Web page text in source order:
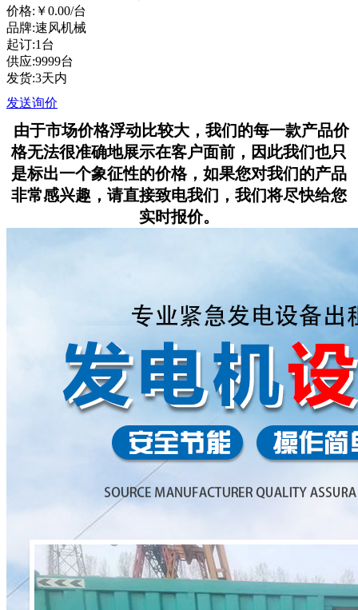
价格: ￥0.00/台
品牌:速风机械
起订:1台
供应:9999台
发货:3天内
发送询价
由于市场价格浮动比较大，我们的每一款产品价
格无法很准确地展示在客户面前，因此我们也只
是标出一个象征性的价格，如果您对我们的产品
非常感兴趣，请直接致电我们，我们将尽快给您
实时报价。